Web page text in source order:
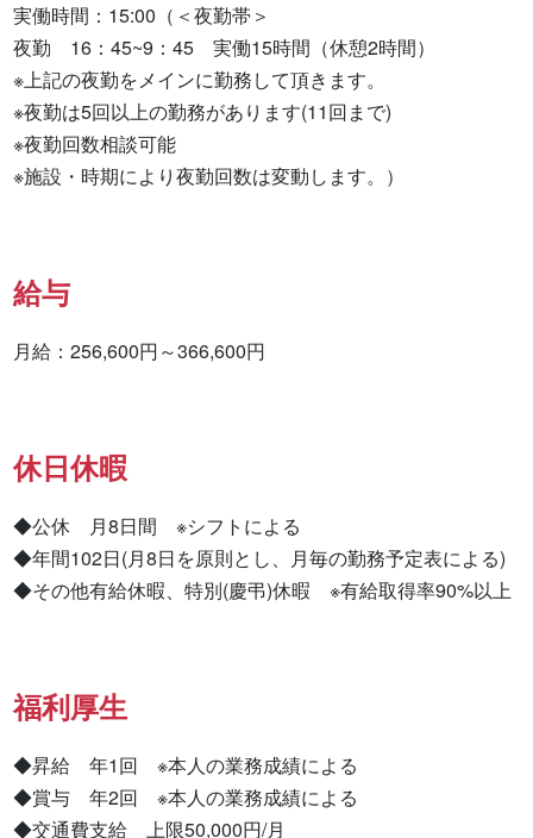
実働時間：15:00（＜夜勤帯＞
夜勤　16：45~9：45　実働15時間（休憩2時間）
※上記の夜勤をメインに勤務して頂きます。
※夜勤は5回以上の勤務があります(11回まで)
※夜勤回数相談可能
※施設・時期により夜勤回数は変動します。）
給与
月給：256,600円～366,600円
休日休暇
◆公休　月8日間　※シフトによる
◆年間102日(月8日を原則とし、月毎の勤務予定表による)
◆その他有給休暇、特別(慶弔)休暇　※有給取得率90%以上
福利厚生
◆昇給　年1回　※本人の業務成績による
◆賞与　年2回　※本人の業務成績による
◆交通費支給　上限50,000円/月